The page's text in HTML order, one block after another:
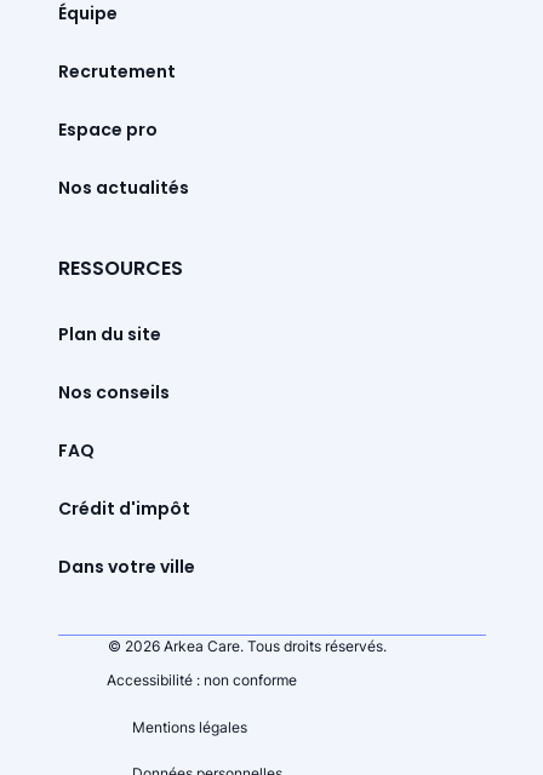
Équipe
Recrutement
Espace pro
Nos actualités
RESSOURCES
Plan du site
Nos conseils
FAQ
Crédit d'impôt
Dans votre ville
© 2026 Arkea Care. Tous droits réservés.
Accessibilité : non conforme
Mentions légales